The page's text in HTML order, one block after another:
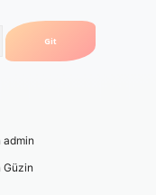
admin
Güzin